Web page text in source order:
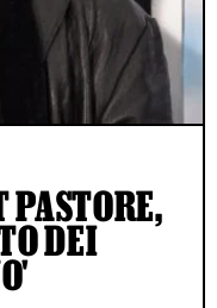
PASTORE,
DEI